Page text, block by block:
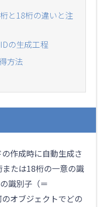
と18桁の違いと注
の生成工程
方法
作成時に自動生成さ
たは18桁の一意の識
識別子（＝
オブジェクトでどの